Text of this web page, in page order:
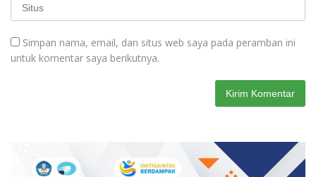
Simpan nama, email, dan situs web saya pada peramban ini
untuk komentar saya berikutnya.